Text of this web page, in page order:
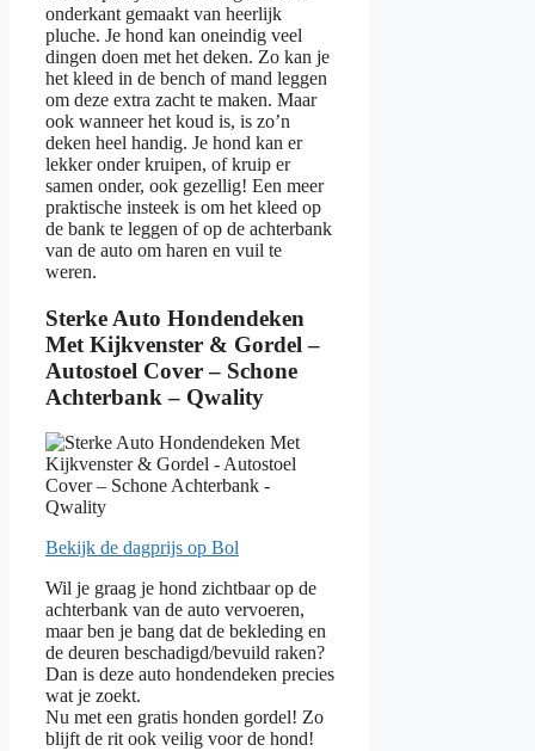
onderkant gemaakt van heerlijk
pluche. Je hond kan oneindig veel
dingen doen met het deken. Zo kan je
het kleed in de bench of mand leggen
om deze extra zacht te maken. Maar
ook wanneer het koud is, is zo’n
deken heel handig. Je hond kan er
lekker onder kruipen, of kruip er
samen onder, ook gezellig! Een meer
praktische insteek is om het kleed op
de bank te leggen of op de achterbank
van de auto om haren en vuil te
weren.
Sterke Auto Hondendeken
Met Kijkvenster & Gordel –
Autostoel Cover – Schone
Achterbank – Qwality
Bekijk de dagprijs op Bol
Wil je graag je hond zichtbaar op de
achterbank van de auto vervoeren,
maar ben je bang dat de bekleding en
de deuren beschadigd/bevuild raken?
Dan is deze auto hondendeken precies
wat je zoekt.
Nu met een gratis honden gordel! Zo
blijft de rit ook veilig voor de hond!